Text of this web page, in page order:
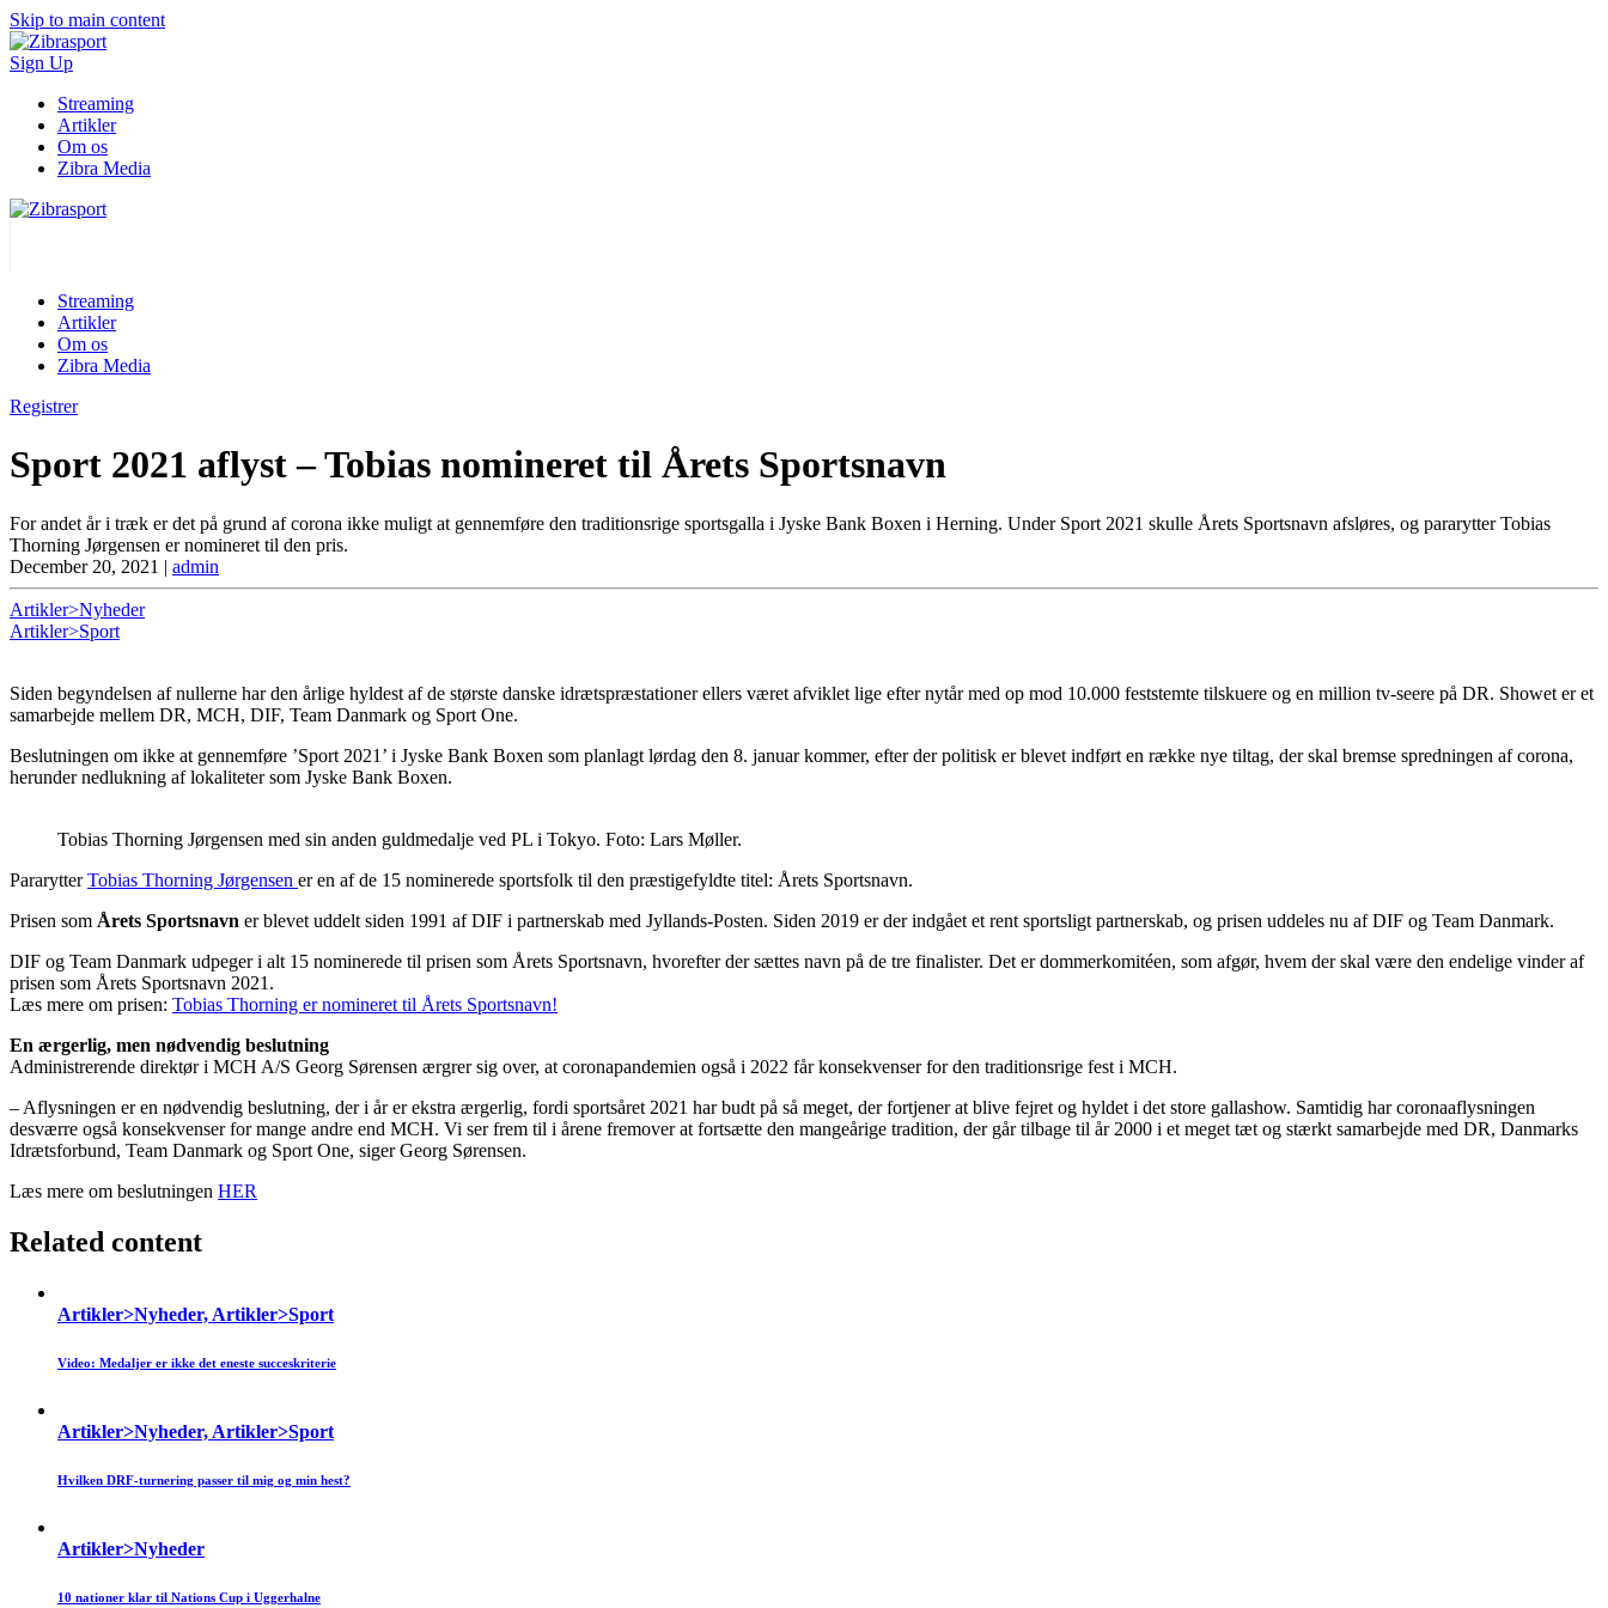
Skip to main content
Sign Up
Streaming
Artikler
Om os
Zibra Media
Streaming
Artikler
Om os
Zibra Media
Registrer
Sport 2021 aflyst – Tobias nomineret til Årets Sportsnavn
For andet år i træk er det på grund af corona ikke muligt at gennemføre den traditionsrige sportsgalla i Jyske Bank Boxen i Herning. Under Sport 2021 skulle Årets Sportsnavn afsløres, og pararytter Tobias
Thorning Jørgensen er nomineret til den pris.
December 20, 2021 | admin
Artikler>Nyheder
Artikler>Sport
Siden begyndelsen af nullerne har den årlige hyldest af de største danske idrætspræstationer ellers været afviklet lige efter nytår med op mod 10.000 feststemte tilskuere og en million tv-seere på DR. Showet er et
samarbejde mellem DR, MCH, DIF, Team Danmark og Sport One.
Beslutningen om ikke at gennemføre ’Sport 2021’ i Jyske Bank Boxen som planlagt lørdag den 8. januar kommer, efter der politisk er blevet indført en række nye tiltag, der skal bremse spredningen af corona,
herunder nedlukning af lokaliteter som Jyske Bank Boxen.
Tobias Thorning Jørgensen med sin anden guldmedalje ved PL i Tokyo. Foto: Lars Møller.
PararytterTobias Thorning Jørgensen er en af de 15 nominerede sportsfolk til den præstigefyldte titel: Årets Sportsnavn.
Prisen som Årets Sportsnavn er blevet uddelt siden 1991 af DIF i partnerskab med Jyllands-Posten. Siden 2019 er der indgået et rent sportsligt partnerskab, og prisen uddeles nu af DIF og Team Danmark.
DIF og Team Danmark udpeger i alt 15 nominerede til prisen som Årets Sportsnavn, hvorefter der sættes navn på de tre finalister. Det er dommerkomitéen, som afgør, hvem der skal være den endelige vinder af
prisen som Årets Sportsnavn 2021.
Læs mere om prisen: Tobias Thorning er nomineret til Årets Sportsnavn!
En ærgerlig, men nødvendig beslutning
Administrerende direktør i MCH A/S Georg Sørensen ærgrer sig over, at coronapandemien også i 2022 får konsekvenser for den traditionsrige fest i MCH.
– Aflysningen er en nødvendig beslutning, der i år er ekstra ærgerlig, fordi sportsåret 2021 har budt på så meget, der fortjener at blive fejret og hyldet i det store gallashow. Samtidig har coronaaflysningen
desværre også konsekvenser for mange andre end MCH. Vi ser frem til i årene fremover at fortsætte den mangeårige tradition, der går tilbage til år 2000 i et meget tæt og stærkt samarbejde med DR, Danmarks
Idrætsforbund, Team Danmark og Sport One, siger Georg Sørensen.
Læs mere om beslutningen HER
Related content
Artikler>Nyheder, Artikler>Sport
Video: Medaljer er ikke det eneste succeskriterie
Artikler>Nyheder, Artikler>Sport
Hvilken DRF-turnering passer til mig og min hest?
Artikler>Nyheder
10 nationer klar til Nations Cup i Uggerhalne